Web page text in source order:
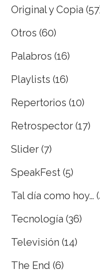
Original y Copia
Otros (60)
Palabros (16)
Playlists (16)
Repertorios (10)
Retrospector (17)
Slider (7)
SpeakFest (5)
Tal día como hoy…
Tecnología (36)
Televisión (14)
The End (6)